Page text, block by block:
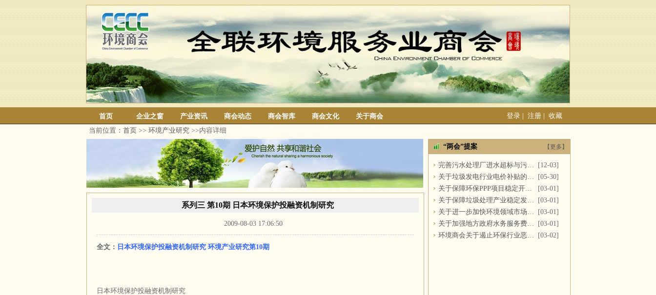
首页 企业之窗 产业资讯 商会动态 商会智库 商会文化 关于商会 登录 注册
收藏
当前位置： 首页 >> 环境产业研究 >>内容详细
系列三 第10期 日本环境保护投融资机制研究
2009-08-03 17:06:50
全文： 日本环境保护投融资机制研究 环境产业研究第10期
日本环境保护投融资机制研究
“两会”提案 【更多】
完善污水处理厂进水超标与污泥处置
[12-03]
关于垃圾发电行业电价补贴的建议
[05-30]
关于保障环保PPP项目稳定开展的提案
[03-01]
关于保障垃圾处理产业稳定发展的议案
[03-01]
关于进一步加快环境领域市场化改革的议案
[03-01]
关于加强地方政府水务服务费用支付的议案
[03-01]
环境商会关于遏止环保行业恶性竞争的提案
[03-02]